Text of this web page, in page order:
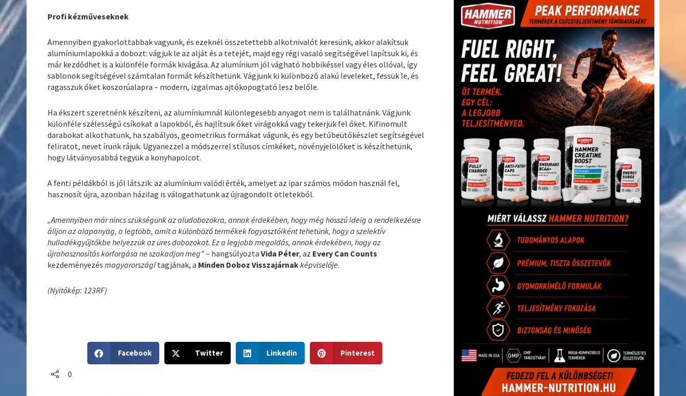
Profi kézműveseknek
Amennyiben gyakorlottabbak vagyunk, és ezeknél összetettebb alkotnivalót keresünk, akkor alakítsuk
alumíniumlapokká a dobozt: vágjuk le az alját és a tetejét, majd egy régi vasaló segítségével lapítsuk ki, és
már kezdődhet is a különféle formák kivágása. Az alumínium jól vágható hobbikéssel vagy éles ollóval, így
sablonok segítségével számtalan formát készíthetünk. Vágjunk ki különböző alakú leveleket, fessük le, és
ragasszuk őket koszorúalapra – modern, izgalmas ajtókopogtató lesz belőle.
Ha ékszert szeretnénk készíteni, az alumíniumnál különlegesebb anyagot nem is találhatnánk. Vágjunk
különféle szélességű csíkokat a lapokból, és hajlítsuk őket virágokká vagy tekerjük fel őket. Kifinomult
darabokat alkothatunk, ha szabályos, geometrikus formákat vágunk, és egy betűbeütőkészlet segítségével
feliratot, nevet írunk rájuk. Ugyanezzel a módszerrel stílusos címkéket, növényjelölőket is készíthetünk,
hogy látványosabbá tegyük a konyhapolcot.
A fenti példákból is jól látszik: az alumínium valódi érték, amelyet az ipar számos módon használ fel,
hasznosít újra, azonban házilag is válogathatunk az újragondolt ötletekből.
„Amennyiben már nincs szükségünk az aludobozokra, annak érdekében, hogy még hosszú ideig a rendelkezésre
álljon az alapanyag, a legtöbb, amit a különböző termékek fogyasztóiként tehetünk, hogy a szelektív
hulladékgyűjtőkbe helyezzük az üres dobozokat. Ez a legjobb megoldás, annak érdekében, hogy az
újrahasznosítás körforgása ne szakadjon meg”– hangsúlyoztaVida Péter, az Every Can Counts
kezdeményezésmagyarországi tagjának, a Minden Doboz Visszajárnakképviselője.
(Nyitókép: 123RF)
h
Facebook
h
Twitter
h
Linkedin
h
Pinterest
0